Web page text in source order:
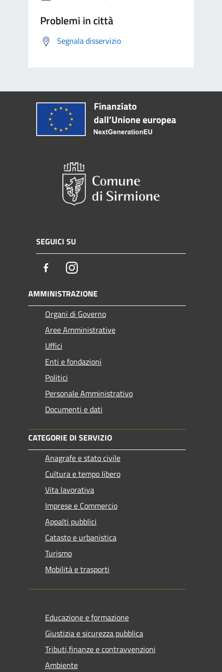
Problemi in città
Segnala disservizio
SEGUICI SU
FacebookInstagram
AMMINISTRAZIONE
Organi di Governo
Aree Amministrative
Uffici
Enti e fondazioni
Politici
Personale Amministrativo
Documenti e dati
CATEGORIE DI SERVIZIO
Anagrafe e stato civile
Cultura e tempo libero
Vita lavorativa
Imprese e Commercio
Appalti pubblici
Catasto e urbanistica
Turismo
Mobilità e trasporti
Educazione e formazione
Giustizia e sicurezza pubblica
Tributi,finanze e contravvenzioni
Ambiente